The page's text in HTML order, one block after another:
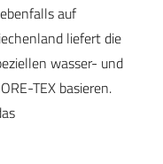
auf
liefert die
wasser- und
TEX basieren.